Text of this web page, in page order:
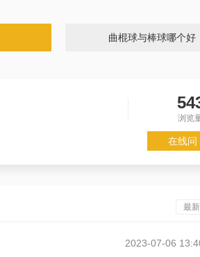
曲棍球与棒球哪个好
浏览
在线问
最新
2023-07-06